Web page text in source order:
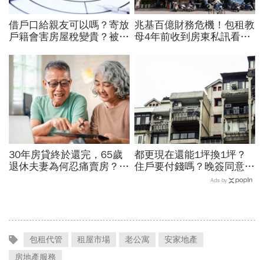
借戶口給親友可以嗎？寄放
戶籍會害房屋稅變貴？被查
看：3/23前一定要完成這
件事
兆基百億財務危機！包租教
母4年前收到房東私訊看出
危」：為何租約越多，風險
30年房貸終於還完，65歲
退休夫妻為何忍痛賣房？
都更現在還能1坪換1坪？
住戶要付錢嗎？晚簽同意書
分更多？租金補貼1個月多
Ads by
包租代管 租屋市場 老公寓
安家地產
房地產服務